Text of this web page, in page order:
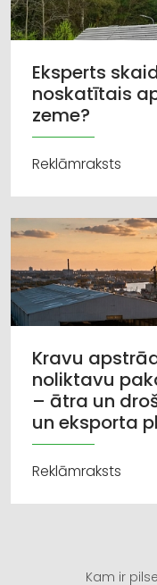
Eksperts
noskatītais
zeme?
Reklāmraksts
Kravu
noliktavu
– ātra un
un eksporta
Reklāmraksts
Kam ir